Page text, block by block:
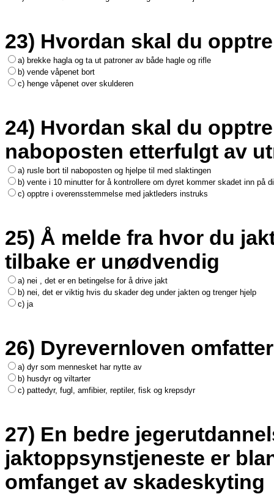
23) Hvordan skal du
a) brekke hagla og ta ut patroner av både hagle og rifle
b) vende våpenet bort
c) henge våpenet over skulderen
24) Hvordan skal du
naboposten etterfulgt av
a) rusle bort til naboposten og hjelpe til med slaktingen
b) vente i 10 minutter for å kontrollere om dyret kommer skadet inn på
c) opptre i overensstemmelse med jaktleders instruks
25) Å melde fra hvor du
tilbake er unødvendig
a) nei , det er en betingelse for å drive jakt
b) nei, det er viktig hvis du skader deg under jakten og trenger hjelp
c) ja
26) Dyrevernloven omfatter
a) dyr som mennesket har nytte av
b) husdyr og viltarter
c) pattedyr, fugl, amfibier, reptiler, fisk og krepsdyr
27) En bedre
jaktoppsynstjeneste er
omfanget av skadeskyting